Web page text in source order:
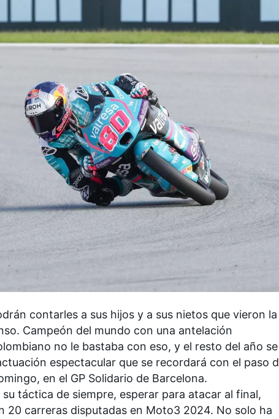
contarles a sus hijos y a sus nietos que vieron la
. Campeón del mundo con una antelación
no le bastaba con eso, y el resto del año se
espectacular que se recordará con el paso
en el GP Solidario de Barcelona.
táctica de siempre, esperar para atacar al final,
20 carreras disputadas en Moto3 2024. No solo ha